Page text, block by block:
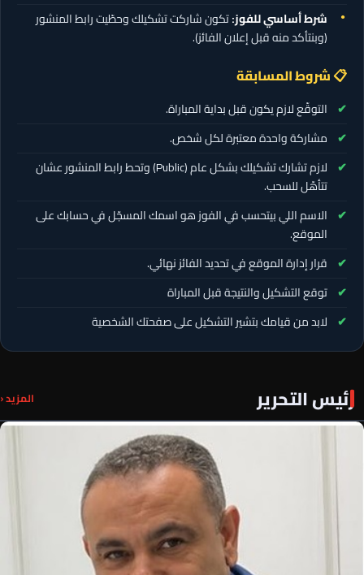
شرط أساسي للفوز:تكون شاركت تشكيلك وحطّيت رابط المنشور
(وبنتأكد منه قبل إعلان الفائز).
📋 شروط المسابقة
التوقّع لازم يكون قبل بداية المباراة.
مشاركة واحدة معتبرة لكل شخص.
لازم تشارك تشكيلك بشكل عام (Public) وتحط رابط المنشور عشان
تتأهّل للسحب.
الاسم اللي بيتحسب في الفوز هو اسمك المسجّل في حسابك على
الموقع.
قرار إدارة الموقع في تحديد الفائز نهائي.
توقع التشكيل والنتيجة قبل المباراة
لابد من قيامك بتشير التشكيل على صفحتك الشخصية
رئيس التحرير المزيد ‹